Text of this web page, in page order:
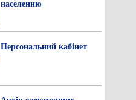
населенню
Персональний кабінет